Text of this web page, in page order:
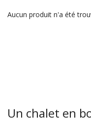
Aucun produit n'a été
Un chalet en